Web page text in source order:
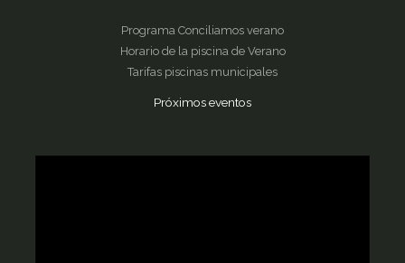
Programa Conciliamos verano
Horario de la piscina de Verano
Tarifas piscinas municipales
Próximos eventos